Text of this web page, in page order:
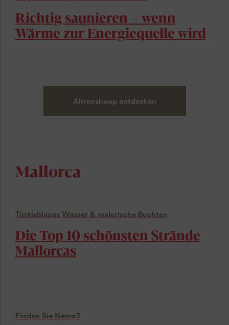
Richtig saunieren – wenn
Wärme zur Energiequelle wird
Ahrenshoop entdecken
Mallorca
Türkisblaues Wasser & malerische Buchten
Die Top 10 schönsten Strände
Mallorcas
Finden Sie Nemo?